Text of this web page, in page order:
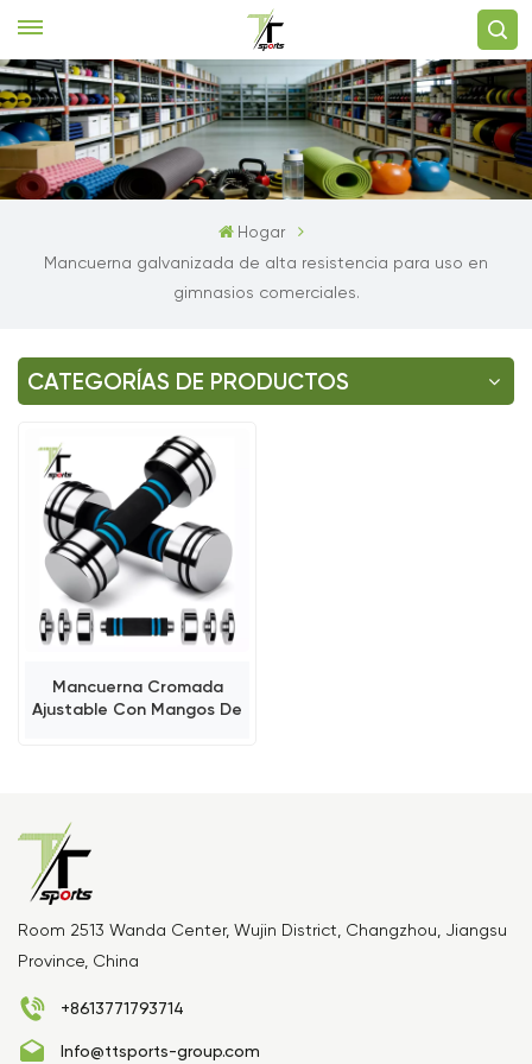
Hogar
Mancuerna galvanizada de alta resistencia para uso en
gimnasios comerciales.
CATEGORÍAS DE PRODUCTOS
Mancuerna Cromada
Ajustable Con Mangos De
Room 2513 Wanda Center, Wujin District, Changzhou, Jiangsu
Province, China
+8613771793714
Info@ttsports-group.com